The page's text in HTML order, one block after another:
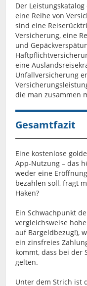
Der
eine Reihe von
sind eine
Versicherung, eine
und
eine
Unfallversicherung
die man zusammen
Gesamtfazit
Eine kostenlose
App-Nutzung – das
weder eine
bezahlen soll, fragt
Haken?
Ein Schwachpunkt
vergleichsweise
auf Bargeldbezug!),
ein zinsfreies
kommt, dass bei der
gelten.
Unter dem Strich ist